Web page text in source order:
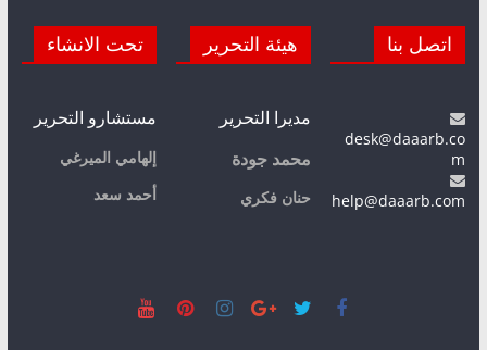
اتصل بنا
desk@daaarb.co
m
help@daaarb.com
هيئة التحرير
مديرا التحرير
محمد جودة
حنان فكري
تحت الانشاء
مستشارو التحرير
إلهامي الميرغي
أحمد سعد